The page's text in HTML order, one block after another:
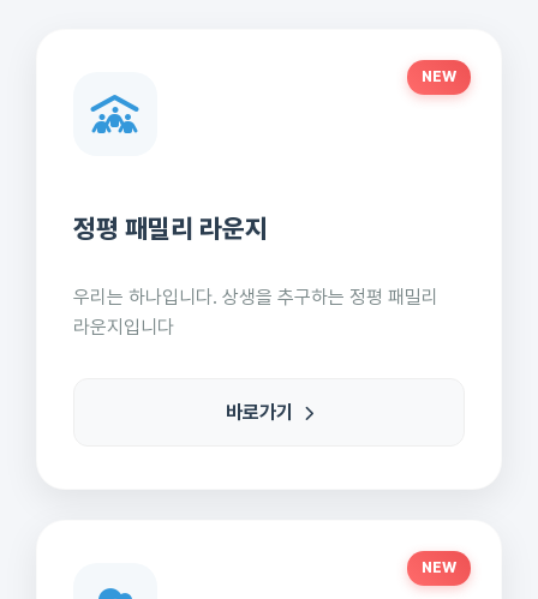
NEW
정평 패밀리 라운지
우리는 하나입니다. 상생을 추구하는 정평 패밀리
라운지입니다
바로가기
NEW